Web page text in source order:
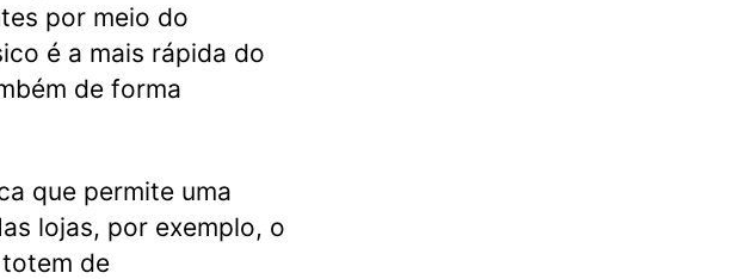
por meio do
é a mais rápida do
de forma
que permite uma
lojas, por exemplo, o
de